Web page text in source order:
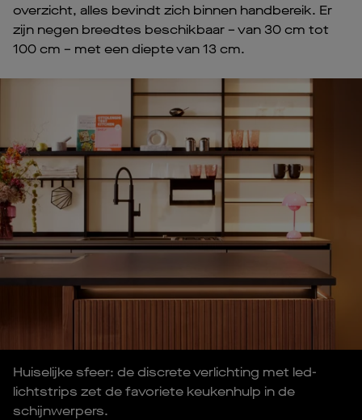
overzicht, alles bevindt zich binnen handbereik. Er
zijn negen breedtes beschikbaar – van 30 cm tot
100 cm – met een diepte van 13 cm.
Huiselijke sfeer: de discrete verlichting met led-
lichtstrips zet de favoriete keukenhulp in de
schijnwerpers.